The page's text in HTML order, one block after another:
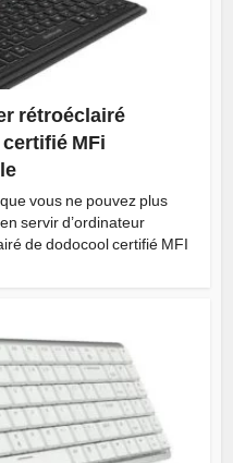
rétroéclairé
MFi
vous ne pouvez plus
servir d’ordinateur
de dodocool certifié MFI